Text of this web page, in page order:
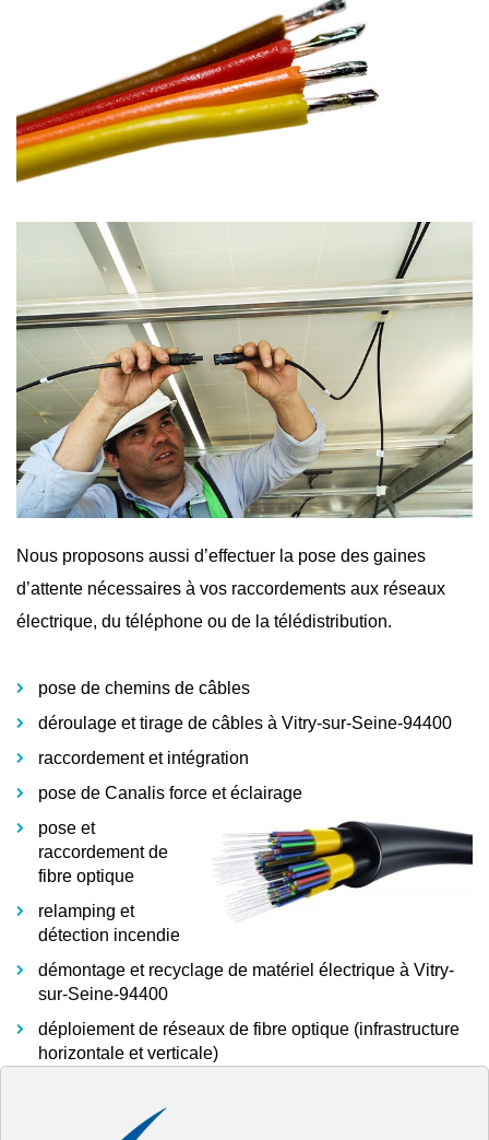
Nous proposons aussi d’effectuer la pose des gaines
d’attente nécessaires à vos raccordements aux réseaux
électrique, du téléphone ou de la télédistribution.
pose de chemins de câbles
déroulage et tirage de câbles à Vitry-sur-Seine-94400
raccordement et intégration
pose de Canalis force et éclairage
pose et
raccordement de
fibre optique
relamping et
détection incendie
démontage et recyclage de matériel électrique à Vitry-
sur-Seine-94400
déploiement de réseaux de fibre optique (infrastructure
horizontale et verticale)